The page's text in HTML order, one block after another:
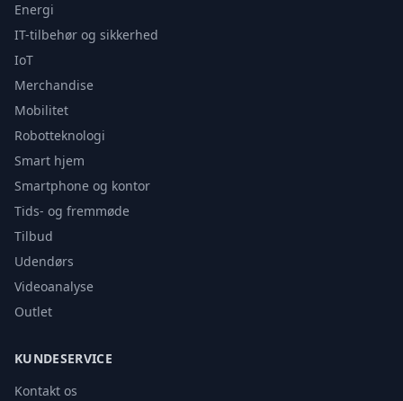
Energi
IT-tilbehør og sikkerhed
IoT
Merchandise
Mobilitet
Robotteknologi
Smart hjem
Smartphone og kontor
Tids- og fremmøde
Tilbud
Udendørs
Videoanalyse
Outlet
KUNDESERVICE
Kontakt os